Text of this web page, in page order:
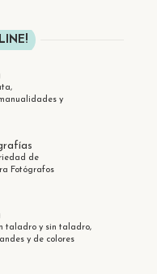
y
de
Fotógrafos
taladro y sin taladro,
y de colores